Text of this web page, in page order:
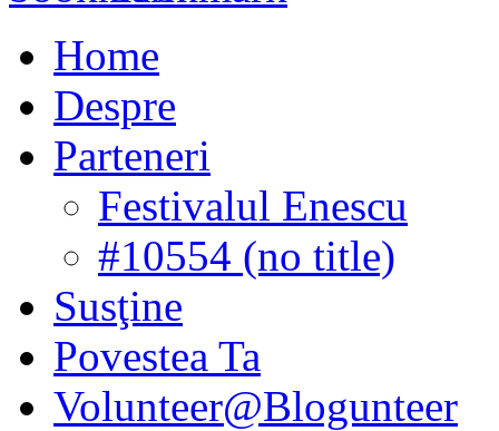
Home
Despre
Parteneri
Festivalul Enescu
#10554 (no title)
Susţine
Povestea Ta
Volunteer@Blogunteer